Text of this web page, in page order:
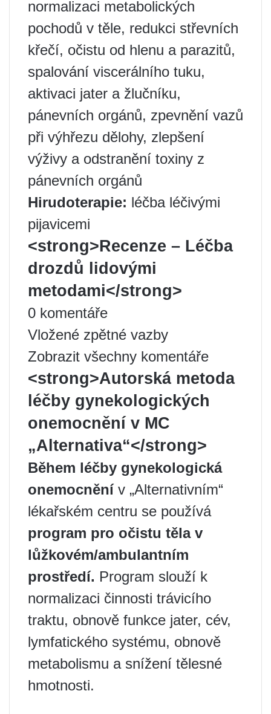
normalizaci metabolických
pochodů v těle, redukci střevních
křečí, očistu od hlenu a parazitů,
spalování viscerálního tuku,
aktivaci jater a žlučníku,
pánevních orgánů, zpevnění vazů
při výhřezu dělohy, zlepšení
výživy a odstranění toxiny z
pánevních orgánů
Hirudoterapie: léčba léčivými
pijavicemi
<strong>Recenze – Léčba
drozdů lidovými
metodami</strong>
0 komentáře
Vložené zpětné vazby
Zobrazit všechny komentáře
<strong>Autorská metoda
léčby gynekologických
onemocnění v MC
„Alternativa“</strong>
Během léčby gynekologická
onemocněnív „Alternativním“
lékařském centru se používá
program pro očistu těla v
lůžkovém/ambulantním
prostředí. Program slouží k
normalizaci činnosti trávicího
traktu, obnově funkce jater, cév,
lymfatického systému, obnově
metabolismu a snížení tělesné
hmotnosti.